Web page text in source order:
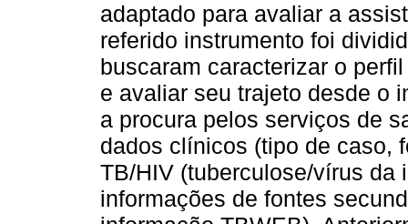
adaptado para avaliar a
referido instrumento foi
buscaram caracterizar o
e avaliar seu trajeto desde o
a procura pelos serviços de
dados clínicos (tipo de caso,
TB/HIV (tuberculose/vírus da
informações de fontes